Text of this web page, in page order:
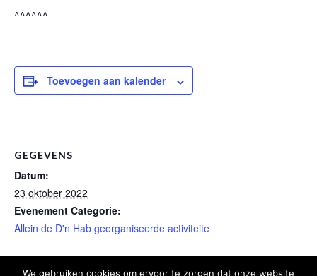
^^^^^^
Toevoegen aan kalender
GEGEVENS
Datum:
23 oktober 2022
Evenement Categorie:
Allein de D'n Hab georganiseerde activiteite
We gebruiken cookies om ervoor te zorgen dat onze website